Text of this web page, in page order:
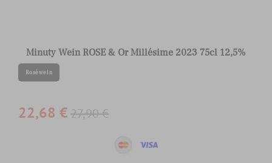
Minuty Wein ROSE & Or Millésime 2023 75cl 12,5%
Roséwein
22,68 €27,90 €